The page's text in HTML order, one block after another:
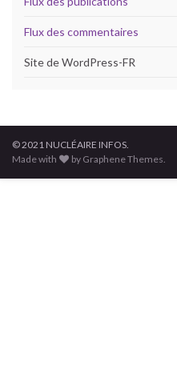
Flux des commentaires
Site de WordPress-FR
© 2021 NUCLÉAIRE INFOS.
Made with
by Graphene Themes.